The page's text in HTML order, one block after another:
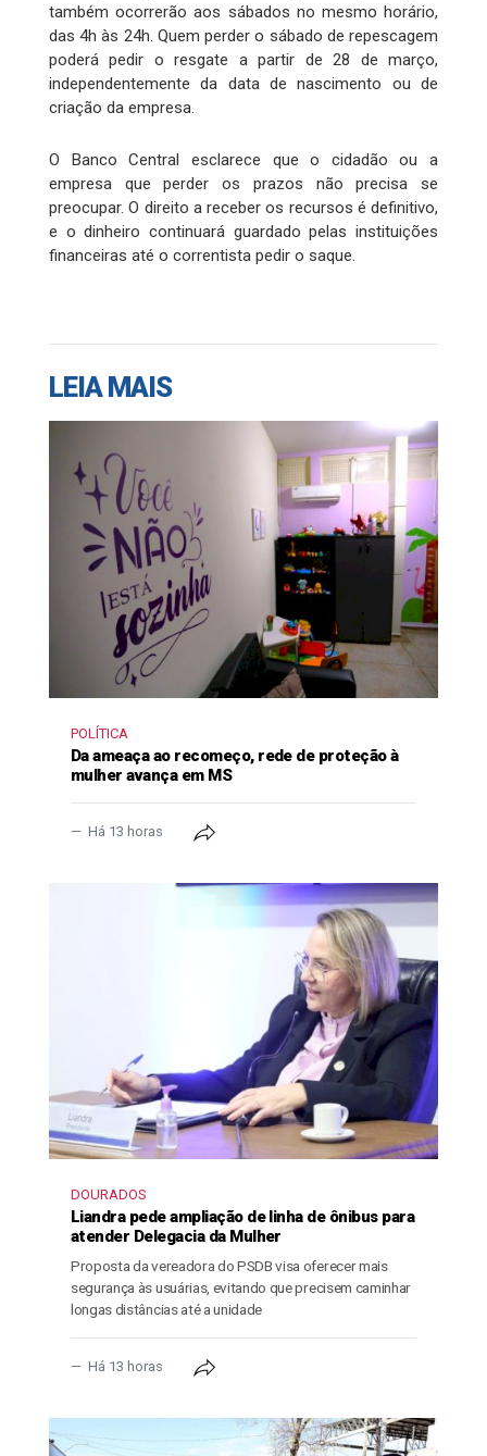
também ocorrerão aos sábados no mesmo horário,
das 4h às 24h. Quem perder o sábado de repescagem
poderá pedir o resgate a partir de 28 de março,
independentemente da data de nascimento ou de
criação da empresa.
O Banco Central esclarece que o cidadão ou a
empresa que perder os prazos não precisa se
preocupar. O direito a receber os recursos é definitivo,
e o dinheiro continuará guardado pelas instituições
financeiras até o correntista pedir o saque.
LEIA MAIS
POLÍTICA
Da ameaça ao recomeço, rede de proteção à
mulher avança em MS
Há 13 horas
DOURADOS
Liandra pede ampliação de linha de ônibus para
atender Delegacia da Mulher
Proposta da vereadora do PSDB visa oferecer mais
segurança às usuárias, evitando que precisem caminhar
longas distâncias até a unidade
Há 13 horas